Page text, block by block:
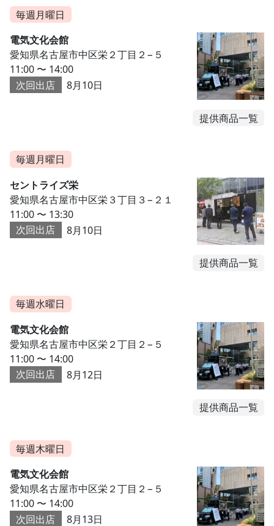
毎週月曜日
電気文化会館
愛知県名古屋市中区栄２丁目２−５
11:00 〜 14:00
次回出店
8月10日
提供商品一覧
毎週月曜日
セントライズ栄
愛知県名古屋市中区栄３丁目３−２１
11:00 〜 13:30
次回出店
8月10日
提供商品一覧
毎週水曜日
電気文化会館
愛知県名古屋市中区栄２丁目２−５
11:00 〜 14:00
次回出店
8月12日
提供商品一覧
毎週木曜日
電気文化会館
愛知県名古屋市中区栄２丁目２−５
11:00 〜 14:00
次回出店
8月13日